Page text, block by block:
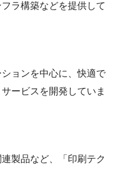
ラ構築などを提供して
ョンを中心に、快適で
ービスを開発していま
製品など、「印刷テク